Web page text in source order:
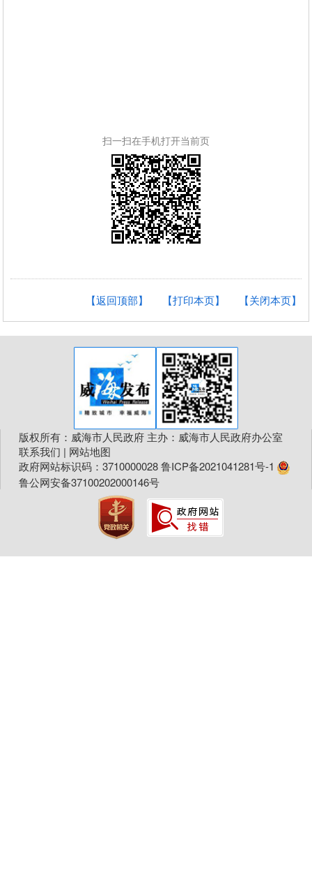
扫一扫在手机打开当前页
【关闭本页】
【打印本页】
【返回顶部】
版权所有：威海市人民政府 主办：威海市人民政府办公室
联系我们 | 网站地图
政府网站标识码：3710000028鲁ICP备2021041281号-1
鲁公网安备37100202000146号